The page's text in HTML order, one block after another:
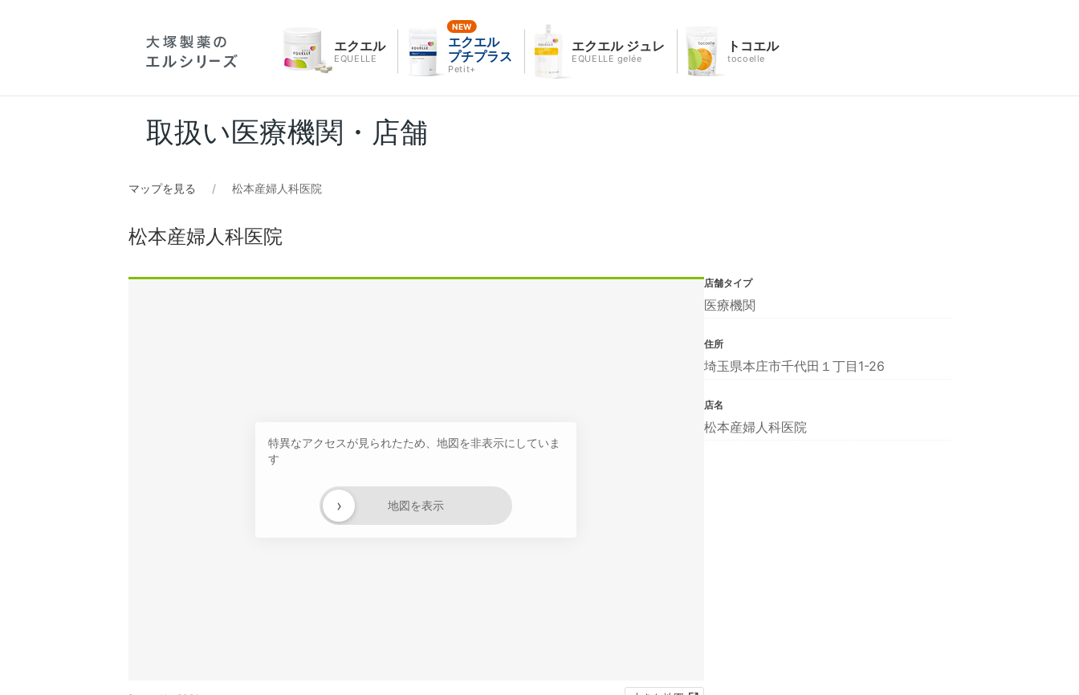
エクエル
EQUELLE
エクエル
プチプラス
Petit+
エクエル ジュレ
EQUELLE gelée
トコエル
tocoelle
取扱い医療機関・店舗
マップを見る 松本産婦人科医院
松本産婦人科医院
特異なアクセスが見られたため、地図を非表示にしていま
す
地図を表示
›
店舗タイプ
医療機関
住所
埼玉県本庄市千代田１丁目1-26
店名
松本産婦人科医院